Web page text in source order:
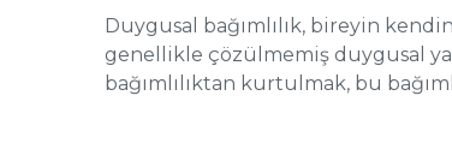
Duygusal bağımlılık, bireyin
genellikle çözülmemiş duygusal
bağımlılıktan kurtulmak, bu